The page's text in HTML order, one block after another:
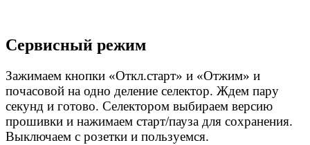
Сервисный режим
Зажимаем кнопки «Откл.старт» и «Отжим» и
почасовой на одно деление селектор. Ждем пару
секунд и готово. Селектором выбираем версию
прошивки и нажимаем старт/пауза для сохранения.
Выключаем с розетки и пользуемся.